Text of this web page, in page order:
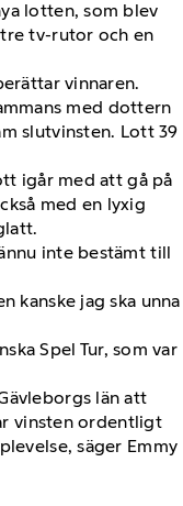
lotten, som blev
tre tv-rutor och en
vinnaren.
med dottern
slutvinsten. Lott 39
igår med att gå på
med en lyxig
inte bestämt till
kanske jag ska unna
Spel Tur, som var
län att
vinsten ordentligt
säger Emmy